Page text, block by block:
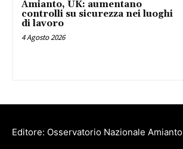
Amianto, UK: aumentano
controlli su sicurezza nei luoghi
di lavoro
4 Agosto 2026
Editore: Osservatorio Nazionale Amianto